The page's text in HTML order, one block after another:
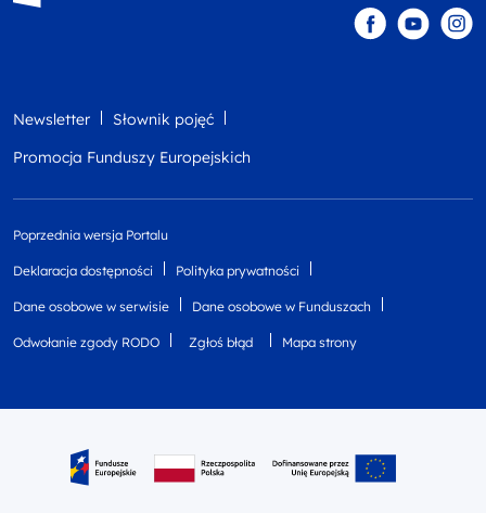
Newsletter
Słownik pojęć
Promocja Funduszy Europejskich
Poprzednia wersja Portalu
Deklaracja dostępności Polityka prywatności
Dane osobowe w serwisie Dane osobowe w Funduszach
Odwołanie zgody RODO Zgłoś błąd Mapa strony